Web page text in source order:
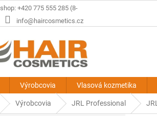
+420 775 555 285 (8-
info@haircosmetics.cz
Výrobcovia Vlasová kozmetika
Výrobcovia JRL Professional